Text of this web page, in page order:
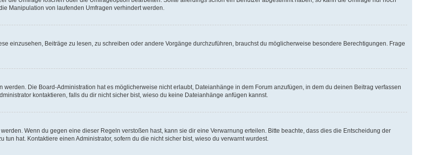
Manipulation von laufenden Umfragen verhindert werden.
einzusehen, Beiträge zu lesen, zu schreiben oder andere Vorgänge durchzuführen, brauchst du möglicherweise besondere Berechtigungen. Frage
Die Board-Administration hat es möglicherweise nicht erlaubt, Dateianhänge in dem Forum anzufügen, in dem du deinen Beitrag verfassen
kontaktieren, falls du dir nicht sicher bist, wieso du keine Dateianhänge anfügen kannst.
Wenn du gegen eine dieser Regeln verstoßen hast, kann sie dir eine Verwarnung erteilen. Bitte beachte, dass dies die Entscheidung der
hat. Kontaktiere einen Administrator, sofern du die nicht sicher bist, wieso du verwarnt wurdest.